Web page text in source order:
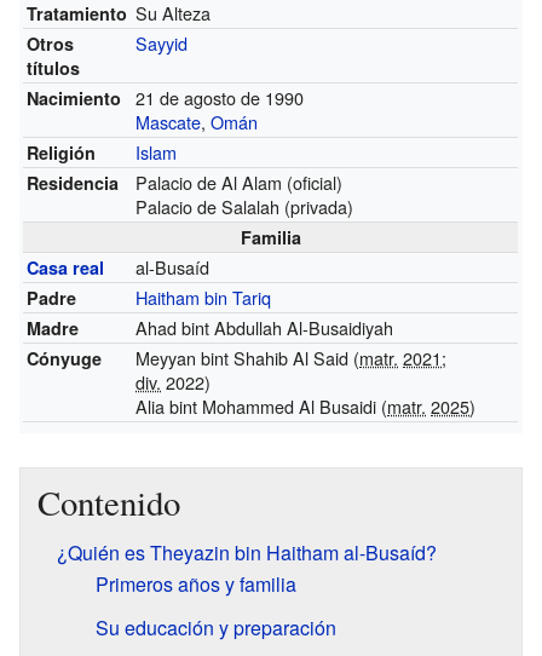
Tratamiento Su Alteza
Otros
títulos
Sayyid
Nacimiento
21 de agosto de 1990
Mascate,Omán
Religión Islam
Residencia
Palacio de Al Alam (oficial)
Palacio de Salalah (privada)
Familia
Casa real
al-Busaíd
Padre Haitham bin Tariq
Madre Ahad bint Abdullah Al-Busaidiyah
Cónyuge Meyyan bint Shahib Al Said (matr. 2021;
div. 2022)
Alia bint Mohammed Al Busaidi (matr. 2025)
Contenido
¿Quién es Theyazin bin Haitham al-Busaíd?
Primeros años y familia
Su educación y preparación